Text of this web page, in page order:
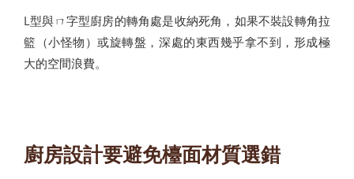
L型與ㄇ字型廚房的轉角處是收納死角，如果不裝設轉角拉
籃（小怪物）或旋轉盤，深處的東西幾乎拿不到，形成極
大的空間浪費。
廚房設計要避免檯面材質選錯